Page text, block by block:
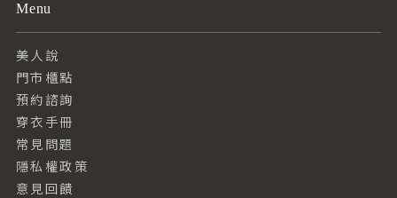
Menu
美人說
門市櫃點
預約諮詢
穿衣手冊
常見問題
隱私權政策
意見回饋